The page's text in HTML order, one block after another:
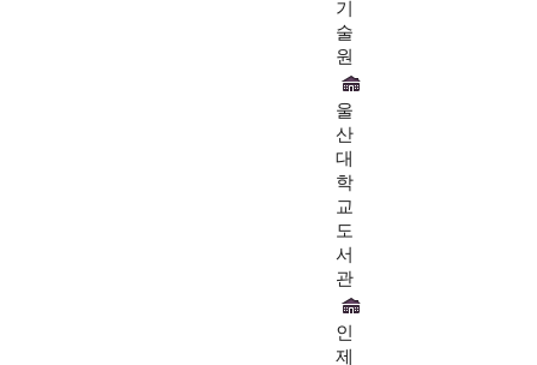
기
술
원
울
산
대
학
교
도
서
관
인
제